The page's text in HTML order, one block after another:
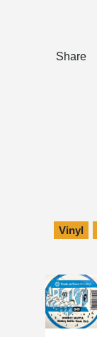
Share
Vinyl